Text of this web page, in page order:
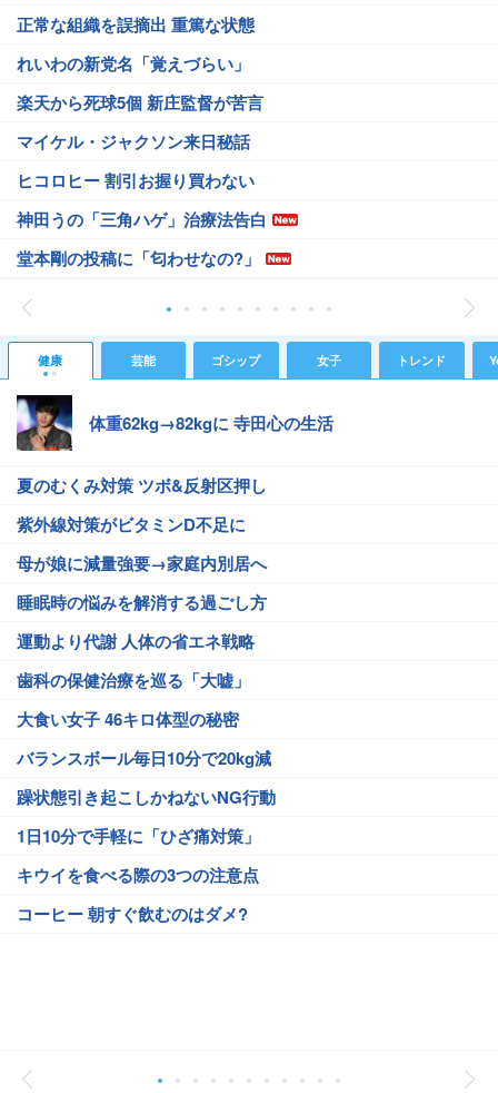
正常な組織を誤摘出 重篤な状態
れいわの新党名「覚えづらい」
楽天から死球5個 新庄監督が苦言
マイケル・ジャクソン来日秘話
ヒコロヒー 割引お握り買わない
神田うの「三角ハゲ」治療法告白
堂本剛の投稿に「匂わせなの?」
健康 芸能 ゴシップ 女子 トレンド
体重62kg→82kgに 寺田心の生活
夏のむくみ対策 ツボ&反射区押し
紫外線対策がビタミンD不足に
母が娘に減量強要→家庭内別居へ
睡眠時の悩みを解消する過ごし方
運動より代謝 人体の省エネ戦略
歯科の保健治療を巡る「大嘘」
大食い女子 46キロ体型の秘密
バランスボール毎日10分で20kg減
躁状態引き起こしかねないNG行動
1日10分で手軽に「ひざ痛対策」
キウイを食べる際の3つの注意点
コーヒー 朝すぐ飲むのはダメ?